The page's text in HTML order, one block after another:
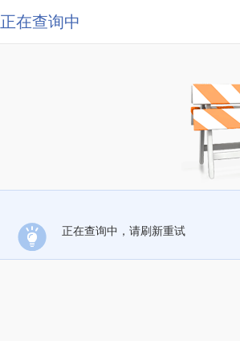
正在查询中
正在查询中，请刷新重试